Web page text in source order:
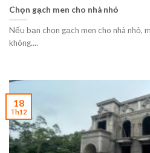
Chọn gạch men cho nhà nhỏ
Nếu bạn chọn gạch men cho nhà nhỏ,
không....
18
Th12